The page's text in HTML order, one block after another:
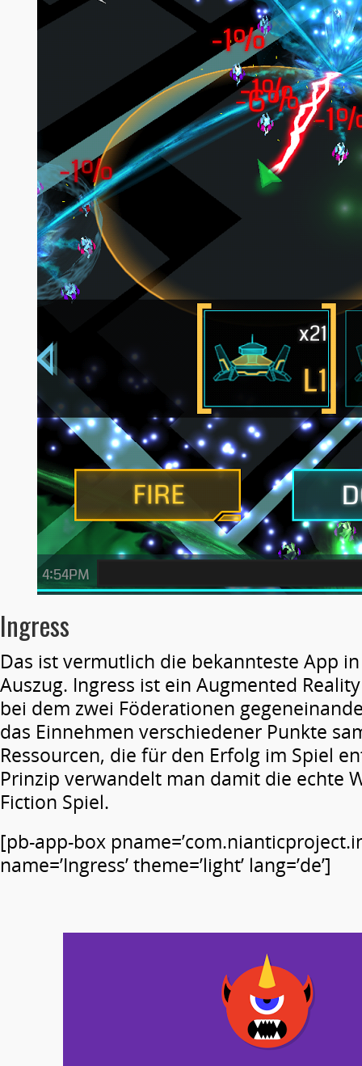
Ingress
Das ist vermutlich die bekannteste App
Auszug. Ingress ist ein Augmented
bei dem zwei Föderationen
das Einnehmen verschiedener Punkte
Ressourcen, die für den Erfolg im Spiel
Prinzip verwandelt man damit die echte
Fiction Spiel.
[pb-app-box
name=’Ingress’ theme=’light’ lang=’de’]